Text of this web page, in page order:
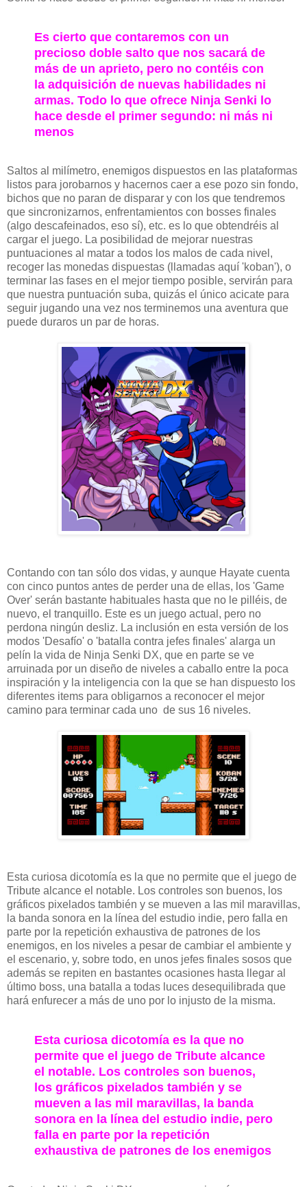
Es cierto que contaremos con un
precioso doble salto que nos sacará de
más de un aprieto, pero no contéis con
la adquisición de nuevas habilidades ni
armas. Todo lo que ofrece Ninja Senki lo
hace desde el primer segundo: ni más ni
menos
Saltos al milímetro, enemigos dispuestos en las plataformas
listos para jorobarnos y hacernos caer a ese pozo sin fondo,
bichos que no paran de disparar y con los que tendremos
que sincronizarnos, enfrentamientos con bosses finales
(algo descafeinados, eso sí), etc. es lo que obtendréis al
cargar el juego. La posibilidad de mejorar nuestras
puntuaciones al matar a todos los malos de cada nivel,
recoger las monedas dispuestas (llamadas aquí 'koban'), o
terminar las fases en el mejor tiempo posible, servirán para
que nuestra puntuación suba, quizás el único acicate para
seguir jugando una vez nos terminemos una aventura que
puede duraros un par de horas.
Contando con tan sólo dos vidas, y aunque Hayate cuenta
con cinco puntos antes de perder una de ellas, los 'Game
Over' serán bastante habituales hasta que no le pilléis, de
nuevo, el tranquillo. Este es un juego actual, pero no
perdona ningún desliz. La inclusión en esta versión de los
modos 'Desafío' o 'batalla contra jefes finales' alarga un
pelín la vida de Ninja Senki DX, que en parte se ve
arruinada por un diseño de niveles a caballo entre la poca
inspiración y la inteligencia con la que se han dispuesto los
diferentes items para obligarnos a reconocer el mejor
camino para terminar cada uno de sus 16 niveles.
Esta curiosa dicotomía es la que no permite que el juego de
Tribute alcance el notable. Los controles son buenos, los
gráficos pixelados también y se mueven a las mil maravillas,
la banda sonora en la línea del estudio indie, pero falla en
parte por la repetición exhaustiva de patrones de los
enemigos, en los niveles a pesar de cambiar el ambiente y
el escenario, y, sobre todo, en unos jefes finales sosos que
además se repiten en bastantes ocasiones hasta llegar al
último boss, una batalla a todas luces desequilibrada que
hará enfurecer a más de uno por lo injusto de la misma.
Esta curiosa dicotomía es la que no
permite que el juego de Tribute alcance
el notable. Los controles son buenos,
los gráficos pixelados también y se
mueven a las mil maravillas, la banda
sonora en la línea del estudio indie, pero
falla en parte por la repetición
exhaustiva de patrones de los enemigos